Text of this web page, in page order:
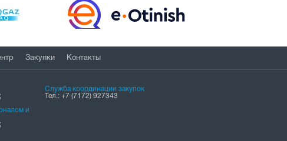
Закупки Контакты
и
Служба координации закупок
Тел.: +7 (7172) 927343